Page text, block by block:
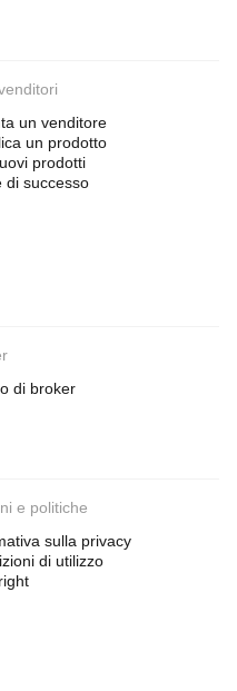
un venditore
un prodotto
prodotti
di successo
di broker
e politiche
sulla privacy
di utilizzo